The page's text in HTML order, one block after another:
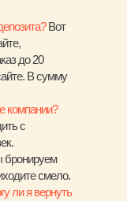
Вот
до 20
В сумму
компании?
с
смело.
ли я вернуть